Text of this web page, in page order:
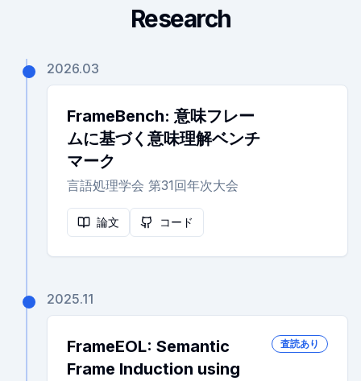
Research
2026.03
FrameBench: 意味フレー
ムに基づく意味理解ベンチ
マーク
言語処理学会 第31回年次大会
論文 コード
2025.11
FrameEOL: Semantic
Frame Induction using
査読あり